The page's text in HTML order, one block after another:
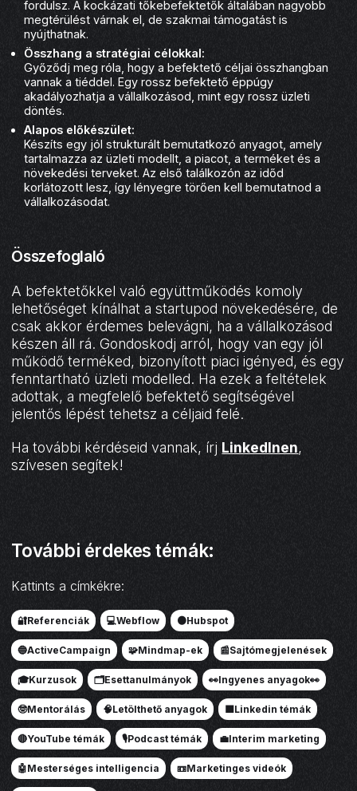
fordulsz. A kockázati tőkebefektetők általában nagyobb
megtérülést várnak el, de szakmai támogatást is
nyújthatnak.
Összhang a stratégiai célokkal:
Győződj meg róla, hogy a befektető céljai összhangban
vannak a tiéddel. Egy rossz befektető éppúgy
akadályozhatja a vállalkozásod, mint egy rossz üzleti
döntés.
Alapos előkészület:
Készíts egy jól strukturált bemutatkozó anyagot, amely
tartalmazza az üzleti modellt, a piacot, a terméket és a
növekedési terveket. Az első találkozón az időd
korlátozott lesz, így lényegre törően kell bemutatnod a
vállalkozásodat.
Összefoglaló
A befektetőkkel való együttműködés komoly
lehetőséget kínálhat a startupod növekedésére, de
csak akkor érdemes belevágni, ha a vállalkozásod
készen áll rá. Gondoskodj arról, hogy van egy jól
működő terméked, bizonyított piaci igényed, és egy
fenntartható üzleti modelled. Ha ezek a feltételek
adottak, a megfelelő befektető segítségével
jelentős lépést tehetsz a céljaid felé.
Ha további kérdéseid vannak, írj LinkedInen,
szívesen segítek!
További érdekes témák:
Kattints a címkékre:
🔐Referenciák 💻Webflow 🟠Hubspot
🔵ActiveCampaign 🧩Mindmap-ek 📰Sajtómegjelenések
🎓Kurzusok 🗂️Esettanulmányok 👀Ingyenes anyagok👀
🤓Mentorálás 🧠Letölthető anyagok 🟦Linkedin témák
🔴YouTube témák 🎙️Podcast témák 💼Interim marketing
🤖Mesterséges intelligencia 📼Marketinges videók